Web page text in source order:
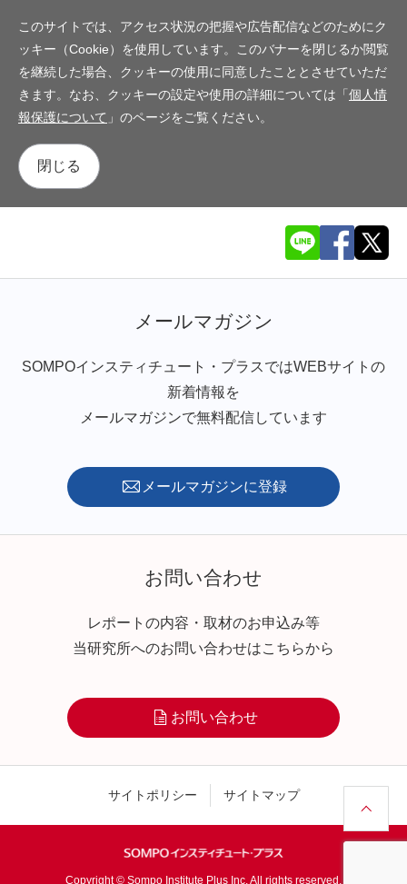
このサイトでは、アクセス状況の把握や広告配信などのためにク
ッキー（Cookie）を使用しています。このバナーを閉じるか閲覧
を継続した場合、クッキーの使用に同意したこととさせていただ
きます。なお、クッキーの設定や使用の詳細については「個人情
報保護について 」のページをご覧ください。
閉じる
メールマガジン
SOMPOインスティチュート・プラスではWEBサイトの
新着情報を
メールマガジンで無料配信しています
メールマガジンに登録
お問い合わせ
レポートの内容・取材のお申込み等
当研究所へのお問い合わせはこちらから
お問い合わせ
サイトポリシー サイトマップ
Copyright © Sompo Institute Plus Inc. All rights reserved.